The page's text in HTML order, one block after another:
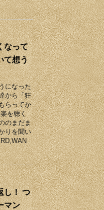
なって
て想う
になった
から「狂
らってか
を聴く
のまだま
りを聞い
し！ つ
マン